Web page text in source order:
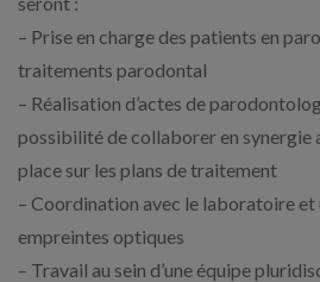
– Prise en charge des patients en
traitements parodontal
– Réalisation d’actes de
possibilité de collaborer en synergie
place sur les plans de traitement
– Coordination avec le laboratoire
empreintes optiques
– Travail au sein d’une équipe